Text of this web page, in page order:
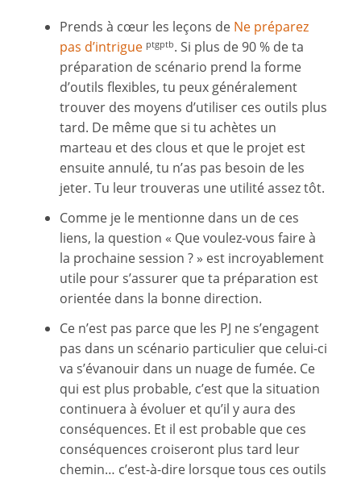
Prends à cœur les leçons de Ne préparez
pas d’intrigue ptgptb. Si plus de 90 % de ta
préparation de scénario prend la forme
d’outils flexibles, tu peux généralement
trouver des moyens d’utiliser ces outils plus
tard. De même que si tu achètes un
marteau et des clous et que le projet est
ensuite annulé, tu n’as pas besoin de les
jeter. Tu leur trouveras une utilité assez tôt.
Comme je le mentionne dans un de ces
liens, la question « Que voulez-vous faire à
la prochaine session ? » est incroyablement
utile pour s’assurer que ta préparation est
orientée dans la bonne direction.
Ce n’est pas parce que les PJ ne s’engagent
pas dans un scénario particulier que celui-ci
va s’évanouir dans un nuage de fumée. Ce
qui est plus probable, c’est que la situation
continuera à évoluer et qu’il y aura des
conséquences. Et il est probable que ces
conséquences croiseront plus tard leur
chemin… c’est-à-dire lorsque tous ces outils